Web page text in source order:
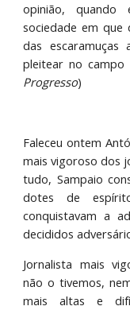
opinião, quando
sociedade em que
das escaramuças
pleitear no campo
Progresso)
Faleceu ontem
mais vigoroso dos
tudo, Sampaio
dotes de
conquistavam a
decididos
Jornalista mais
não o tivemos,
mais altas e